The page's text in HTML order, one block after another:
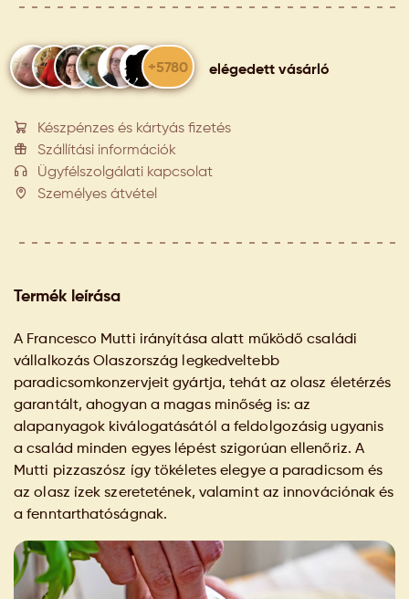
+5780 elégedett vásárló
Készpénzes és kártyás fizetés
Szállítási információk
Ügyfélszolgálati kapcsolat
Személyes átvétel
Termék leírása
A Francesco Mutti irányítása alatt működő családi
vállalkozás Olaszország legkedveltebb
paradicsomkonzervjeit gyártja, tehát az olasz életérzés
garantált, ahogyan a magas minőség is: az
alapanyagok kiválogatásától a feldolgozásig ugyanis
a család minden egyes lépést szigorúan ellenőriz. A
Mutti pizzaszósz így tökéletes elegye a paradicsom és
az olasz ízek szeretetének, valamint az innovációnak és
a fenntarthatóságnak.